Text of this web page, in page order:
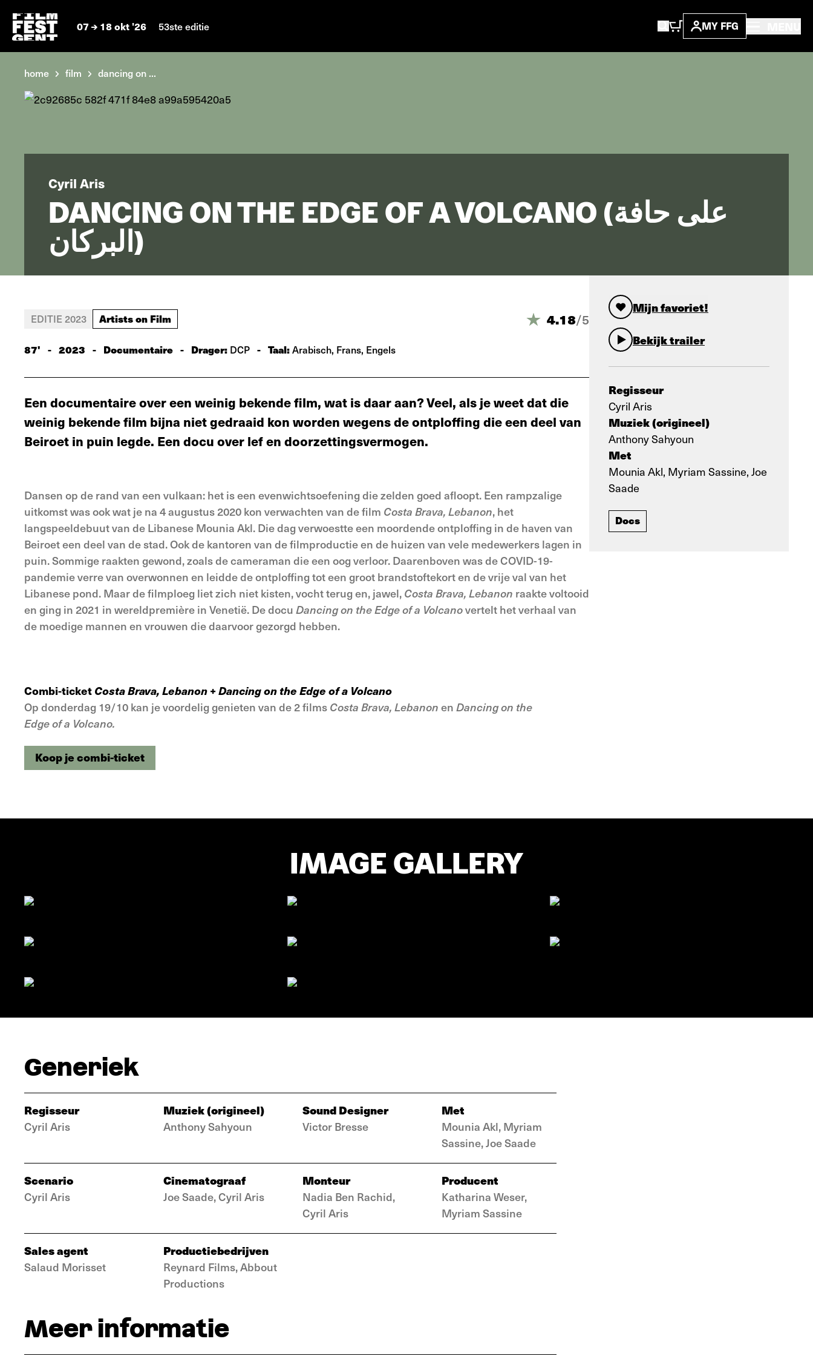
07 18 okt '26 53ste editie MY FFG
home film dancing on ...
Cyril Aris
DANCING ON THE EDGE OF A VOLCANO (على حافة
البركان)
Mijn favoriet!
Bekijk trailer
Regisseur
Cyril Aris
Muziek (origineel)
Anthony Sahyoun
Met
Mounia Akl, Myriam Sassine, Joe
Saade
Docs
4.18/5
EDITIE 2023 Artists on Film
87' - 2023 - Documentaire - Drager: DCP - Taal:Arabisch, Frans, Engels
Een documentaire over een weinig bekende film, wat is daar aan? Veel, als je weet dat die
weinig bekende film bijna niet gedraaid kon worden wegens de ontploffing die een deel van
Beiroet in puin legde. Een docu over lef en doorzettingsvermogen.
Dansen op de rand van een vulkaan: het is een evenwichtsoefening die zelden goed afloopt. Een rampzalige
uitkomst was ook wat je na 4 augustus 2020 kon verwachten van de film Costa Brava, Lebanon, het
langspeeldebuut van de Libanese Mounia Akl. Die dag verwoestte een moordende ontploffing in de haven van
Beiroet een deel van de stad. Ook de kantoren van de filmproductie en de huizen van vele medewerkers lagen in
puin. Sommige raakten gewond, zoals de cameraman die een oog verloor. Daarenboven was de COVID-19-
pandemie verre van overwonnen en leidde de ontploffing tot een groot brandstoftekort en de vrije val van het
Libanese pond. Maar de filmploeg liet zich niet kisten, vocht terug en, jawel, Costa Brava, Lebanon raakte voltooid
en ging in 2021 in wereldpremière in Venetië. De docu Dancing on the Edge of a Volcanovertelt het verhaal van
de moedige mannen en vrouwen die daarvoor gezorgd hebben.
Combi-ticket Costa Brava, Lebanon +Dancing on the Edge of a Volcano
Op donderdag 19/10 kan je voordelig genieten van de 2 films Costa Brava, Lebanon en Dancing on the
Edge of a Volcano.
Koop je combi-ticket
IMAGE GALLERY
Generiek
Regisseur
Cyril Aris
Muziek (origineel)
Anthony Sahyoun
Sound Designer
Victor Bresse
Met
Mounia Akl, Myriam
Sassine, Joe Saade
Scenario
Cyril Aris
Cinematograaf
Joe Saade, Cyril Aris
Monteur
Nadia Ben Rachid,
Cyril Aris
Producent
Katharina Weser,
Myriam Sassine
Sales agent
Salaud Morisset
Productiebedrijven
Reynard Films, Abbout
Productions
Meer informatie